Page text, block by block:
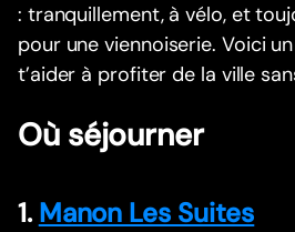
: tranquillement, à vélo, et
pour une viennoiserie. Voici
t’aider à profiter de la ville
Où séjourner
1. Manon Les Suites